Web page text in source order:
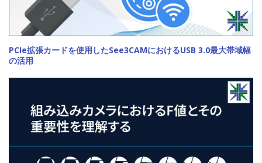
PCIe拡張カードを使用したSee3CAMにおけるUSB 3.0最大帯域幅
の活用